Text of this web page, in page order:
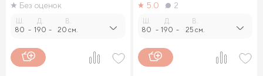
Без оценок
Ш.
80 -
Д.
190 -
В.
20 см.
5.0
2
Ш.
80 -
Д.
190 -
В.
25 см.